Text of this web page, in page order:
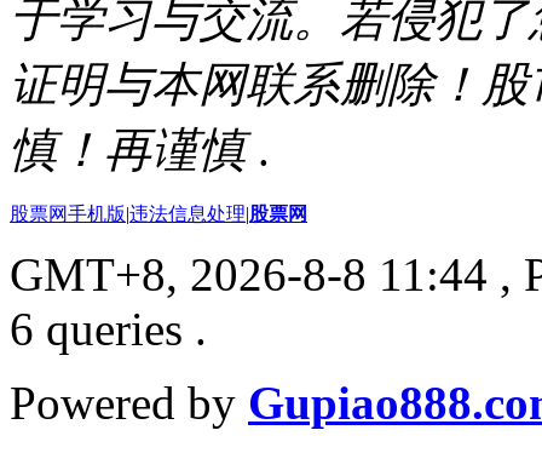
于学习与交流。若侵犯
证明与本网联系删除！
慎！再谨慎 .
股票网手机版|违法信息处理|股票网
GMT+8, 2026-8-8 11:44 ,
6 queries .
Powered by